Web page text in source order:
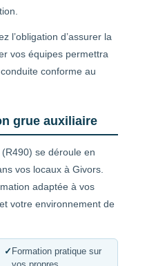
l’obligation d’assurer la
vos équipes permettra
conforme au
grue auxiliaire
se déroule en
vos locaux à Givors.
adaptée à vos
votre environnement de
✓ Formation pratique sur